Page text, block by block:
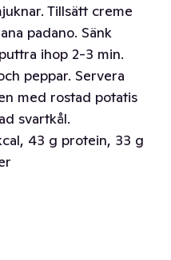
Tillsätt creme
padano. Sänk
ihop 2-3 min.
peppar. Servera
med rostad potatis
svartkål.
43 g protein, 33 g